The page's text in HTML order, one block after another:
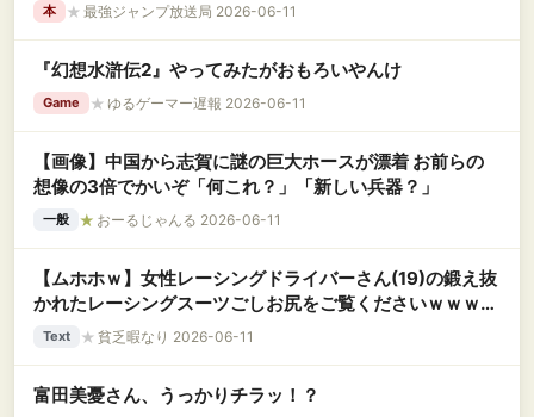
本 ★ 最強ジャンプ放送局 2026-06-11
『幻想水滸伝2』やってみたがおもろいやんけ
Game ★ ゆるゲーマー遅報 2026-06-11
【画像】中国から志賀に謎の巨大ホースが漂着 お前らの
想像の3倍でかいぞ「何これ？」「新しい兵器？」
一般 ★ おーるじゃんる 2026-06-11
【ムホホｗ】女性レーシングドライバーさん(19)の鍛え抜
かれたレーシングスーツごしお尻をご覧くださいｗｗｗｗ
ｗｗｗｗｗｗｗｗｗ
Text ★ 貧乏暇なり 2026-06-11
富田美憂さん、うっかりチラッ！？